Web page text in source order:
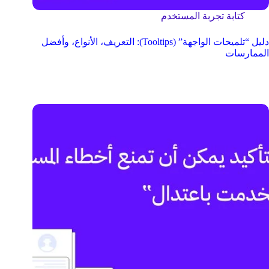
كتابة تجربة المستخدم
دليل “تلميحات الواجهة” (Tooltips): التعريف، الأنواع، وأفضل
الممارسات